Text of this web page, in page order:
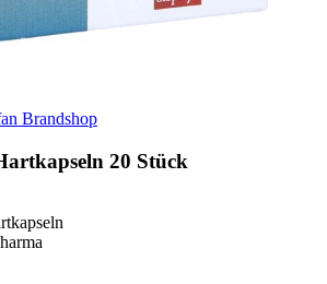
Brandshop
20 Stück